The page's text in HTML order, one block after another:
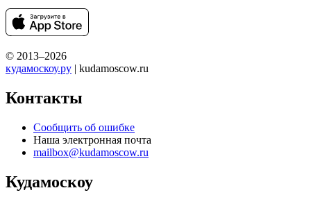
© 2013–2026
кудамоскоу.ру | kudamoscow.ru
Контакты
Сообщить об ошибке
Наша электронная почта
mailbox@kudamoscow.ru
Кудамоскоу